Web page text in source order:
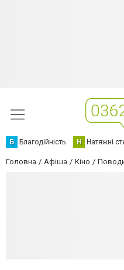
Б Благодійність Н Натяжні
Головна Афіша Кіно